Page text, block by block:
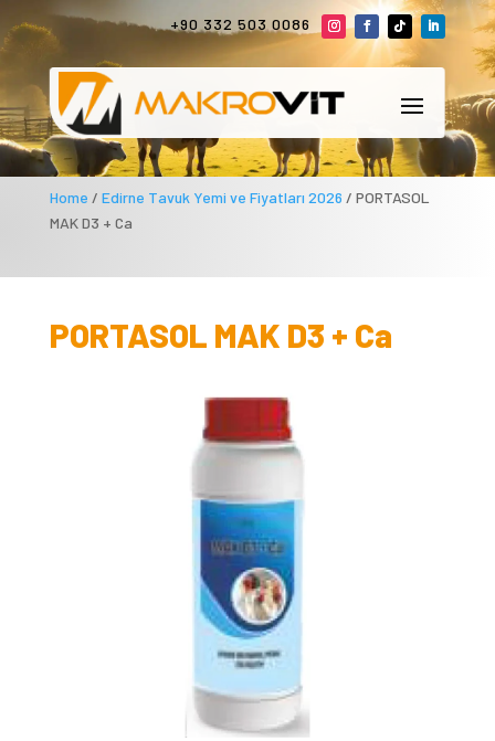
+90 332 503 0086
Home / Edirne Tavuk Yemi ve Fiyatları 2026 / PORTASOL
MAK D3 + Ca
PORTASOL MAK D3 + Ca